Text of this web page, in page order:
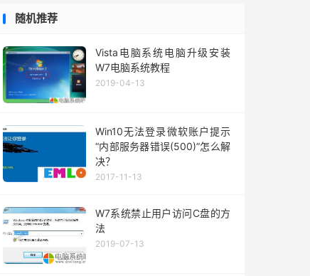
随机推荐
Vista电脑系统电脑升级安装
W7电脑系统教程
2019-04-13
Win10无法登录微软账户提示
“内部服务器错误(500)”怎么解
决？
2017-11-13
W7系统禁止用户访问C盘的方
法
2019-07-13